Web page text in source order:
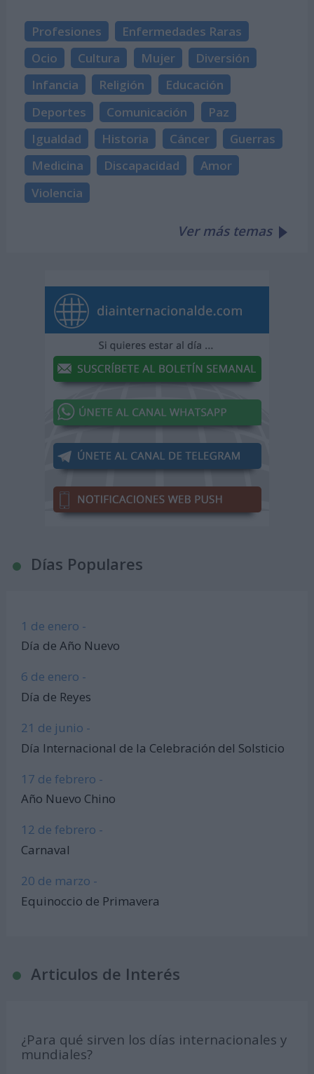
Profesiones
Enfermedades Raras
Ocio
Cultura Mujer
Diversión
Infancia
Religión
Educación
Deportes
Comunicación
Paz
Igualdad
Historia Cáncer
Guerras
Medicina
Discapacidad
Amor
Violencia
Ver más temas
Días Populares
1 de enero -
Día de Año Nuevo
6 de enero -
Día de Reyes
21 de junio -
Día Internacional de la Celebración del Solsticio
17 de febrero -
Año Nuevo Chino
12 de febrero -
Carnaval
20 de marzo -
Equinoccio de Primavera
Articulos de Interés
¿Para qué sirven los días internacionales y
mundiales?